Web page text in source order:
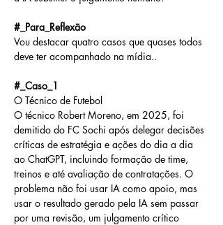
#_Para_Reflexão
Vou destacar quatro casos que quases todos
deve ter acompanhado na mídia..
#_Caso_1
O Técnico de Futebol
O técnico Robert Moreno, em 2025, foi
demitido do FC Sochi após delegar decisões
críticas de estratégia e ações do dia a dia
ao ChatGPT, incluindo formação de time,
treinos e até avaliação de contratações. O
problema não foi usar IA como apoio, mas
usar o resultado gerado pela IA sem passar
por uma revisão, um julgamento crítico